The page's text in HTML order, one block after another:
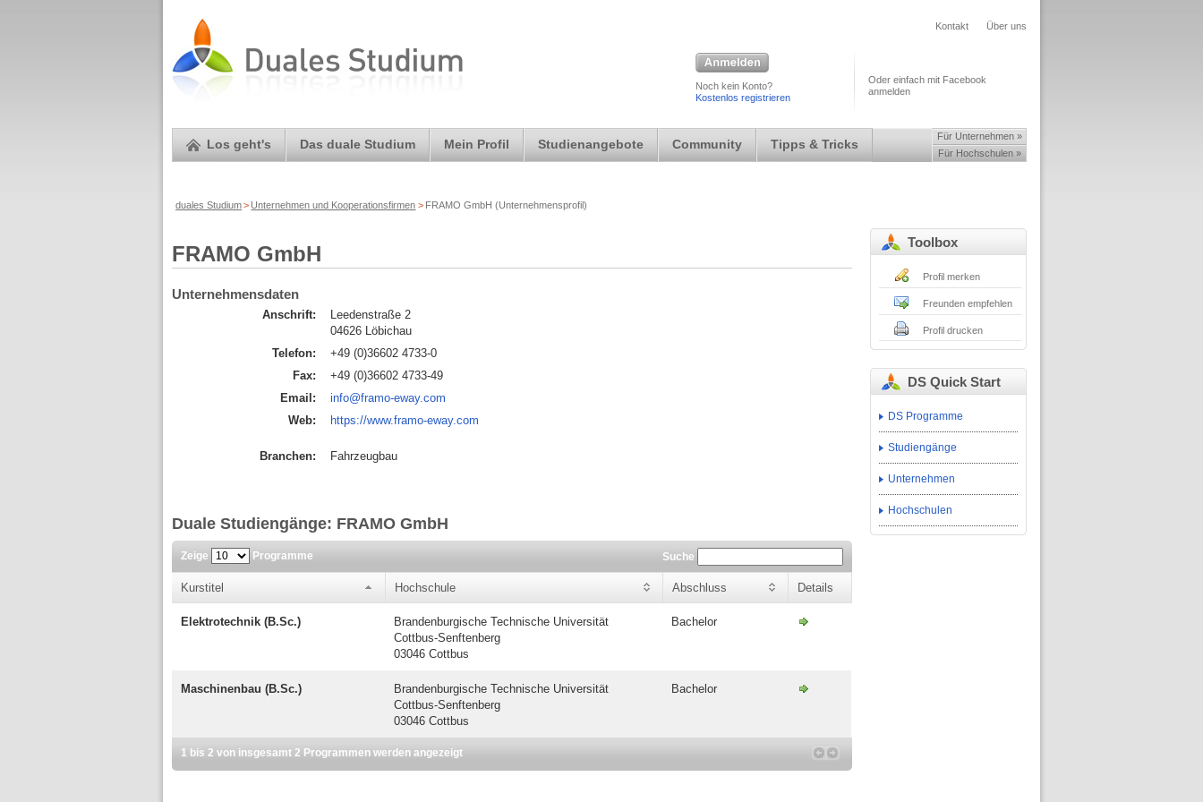
Kontakt Über uns
Noch kein Konto?
Kostenlos registrieren
Oder einfach mit Facebook
anmelden
Los geht's Das duale Studium Mein Profil Studienangebote Community Tipps & Tricks
Für Unternehmen »
Für Hochschulen »
duales Studium> Unternehmen und Kooperationsfirmen > FRAMO GmbH (Unternehmensprofil)
FRAMO GmbH
Unternehmensdaten
Anschrift:
Leedenstraße 2
04626 Löbichau
Telefon:
+49 (0)36602 4733-0
Fax:
+49 (0)36602 4733-49
Email:
info@framo-eway.com
Web:
https://www.framo-eway.com
Branchen: Fahrzeugbau
Duale Studiengänge: FRAMO GmbH
Zeige Programme Suche
Kurstitel Hochschule Abschluss Details
Elektrotechnik (B.Sc.)
Brandenburgische Technische Universität
Cottbus-Senftenberg
03046 Cottbus
Bachelor
Maschinenbau (B.Sc.)
Brandenburgische Technische Universität
Cottbus-Senftenberg
03046 Cottbus
Bachelor
1 bis 2 von insgesamt 2 Programmen werden angezeigt
Toolbox
Profil merken
Freunden empfehlen
Profil drucken
DS Quick Start
DS Programme
Studiengänge
Unternehmen
Hochschulen